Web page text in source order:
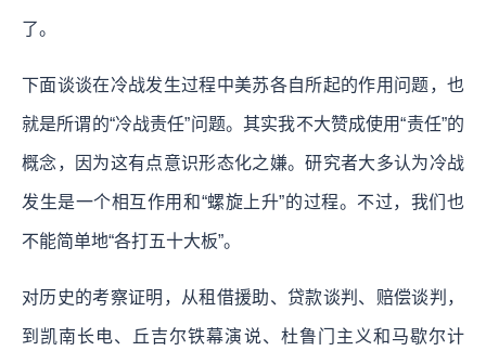
了。
下面谈谈在冷战发生过程中美苏各自所起的作用问题，也
就是所谓的“冷战责任”问题。其实我不大赞成使用“责任”的
概念，因为这有点意识形态化之嫌。研究者大多认为冷战
发生是一个相互作用和“螺旋上升”的过程。不过，我们也
不能简单地“各打五十大板”。
对历史的考察证明，从租借援助、贷款谈判、赔偿谈判，
到凯南长电、丘吉尔铁幕演说、杜鲁门主义和马歇尔计